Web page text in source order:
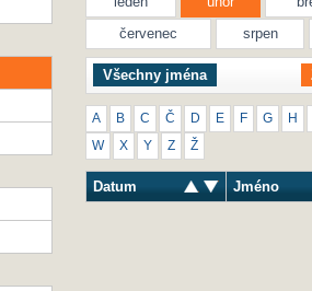
červenec
srpen
Všechny jména
A B C Č D E F G H
W X Y Z Ž
Datum Jméno